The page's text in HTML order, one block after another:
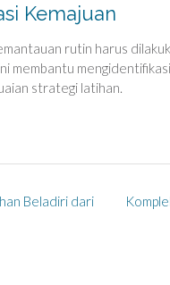
Kemajuan
rutin harus
membantu
strategi latihan.
Beladiri dari